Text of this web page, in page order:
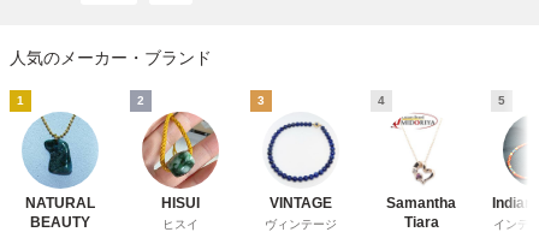
人気のメーカー・ブランド
1
NATURAL
BEAUTY
2
HISUI
ヒスイ
3
VINTAGE
ヴィンテージ
4
Samantha
Tiara
5
Indian
インデ